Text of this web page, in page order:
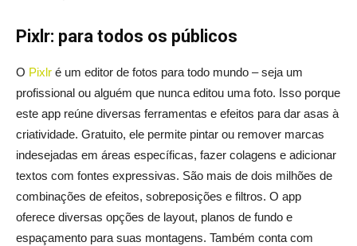
Pixlr: para todos os públicos
O Pixlr é um editor de fotos para todo mundo – seja um
profissional ou alguém que nunca editou uma foto. Isso porque
este app reúne diversas ferramentas e efeitos para dar asas à
criatividade. Gratuito, ele permite pintar ou remover marcas
indesejadas em áreas específicas, fazer colagens e adicionar
textos com fontes expressivas. São mais de dois milhões de
combinações de efeitos, sobreposições e filtros. O app
oferece diversas opções de layout, planos de fundo e
espaçamento para suas montagens. Também conta com